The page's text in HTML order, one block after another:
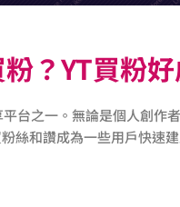
？YT買粉好
台之一。無論是個人創作
絲和讚成為一些用戶快速